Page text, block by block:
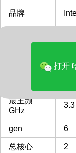
品牌
最主频
GHz
3.3
gen 6
总核心 2
打开